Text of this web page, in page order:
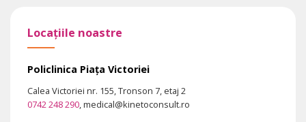
Locațiile noastre
Policlinica Piața Victoriei
Calea Victoriei nr. 155, Tronson 7, etaj 2
0742 248 290, medical@kinetoconsult.ro